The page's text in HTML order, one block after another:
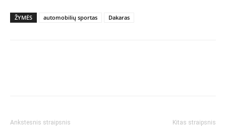
ŽYMĖS automobilių sportas Dakaras
Ankstesnis straipsnis Kitas straipsnis